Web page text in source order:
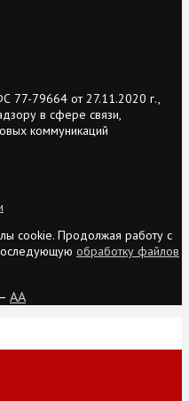
77-79664 от 27.11.2020 г.,
в сфере связи,
коммуникаций
cookie. Продолжая работу с
обработку файлов
AA